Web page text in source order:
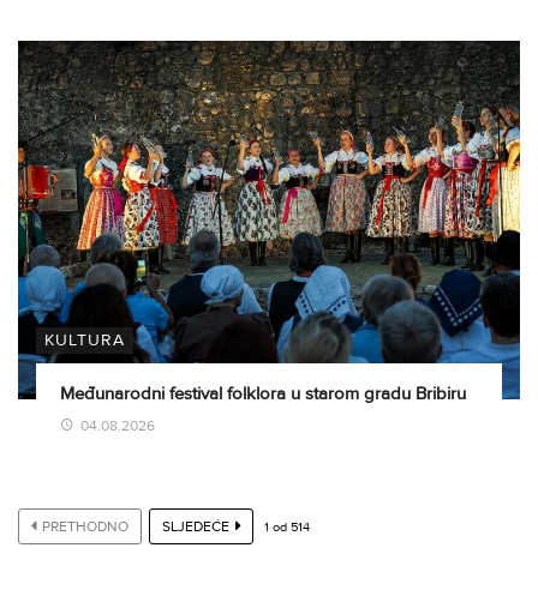
KULTURA
Međunarodni festival folklora u starom gradu Bribiru
04.08.2026
PRETHODNO SLJEDEĆE 1 od 514